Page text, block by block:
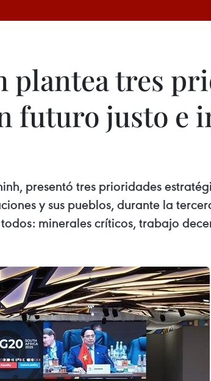
plantea tres
futuro justo e
presentó tres prioridades
y sus pueblos, durante la
minerales críticos, trabajo